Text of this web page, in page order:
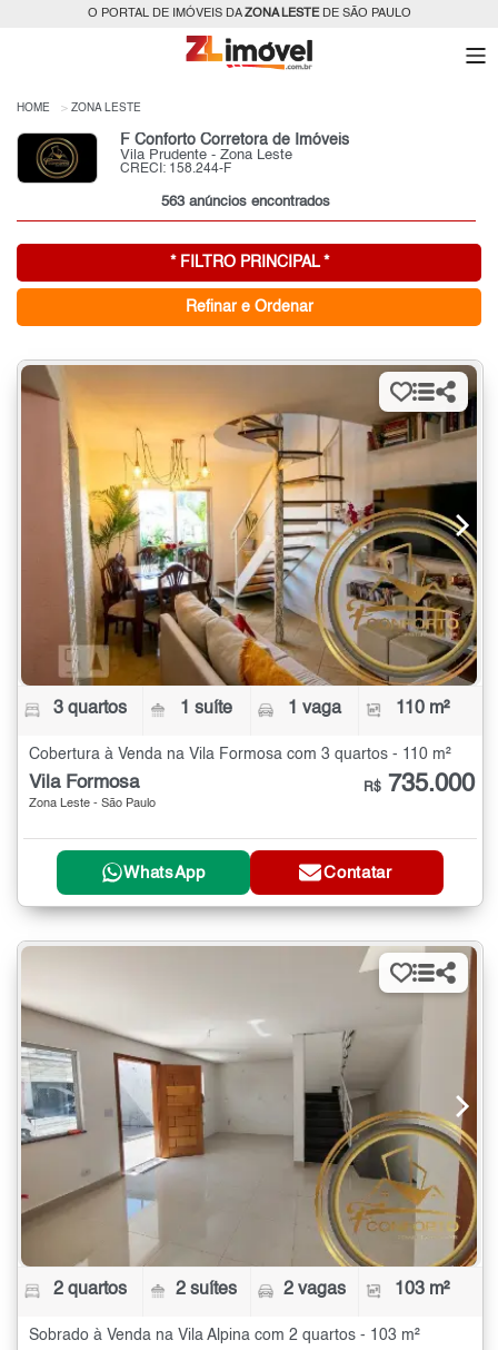
O PORTAL DE IMÓVEIS DAZONA LESTEDE SÃO PAULO
HOME ZONA LESTE
F Conforto Corretora de Imóveis
Vila Prudente - Zona Leste
CRECI: 158.244-F
563 anúncios encontrados
* FILTRO PRINCIPAL *
Refinar e Ordenar
3 quartos 1 suíte 1 vaga 110 m²
Cobertura à Venda na Vila Formosa com 3 quartos - 110 m²
Vila Formosa
Zona Leste - São Paulo
R$ 735.000
WhatsApp Contatar
2 quartos 2 suítes 2 vagas 103 m²
Sobrado à Venda na Vila Alpina com 2 quartos - 103 m²